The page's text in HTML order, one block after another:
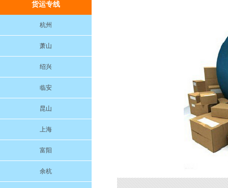
货运专线
杭州
萧山
绍兴
临安
昆山
上海
富阳
余杭